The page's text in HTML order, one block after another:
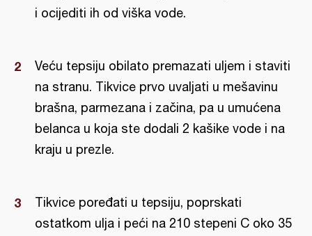
i ocijediti ih od viška vode.
Veću tepsiju obilato premazati uljem i staviti
na stranu. Tikvice prvo uvaljati u mešavinu
brašna, parmezana i začina, pa u umućena
belanca u koja ste dodali 2 kašike vode i na
kraju u prezle.
Tikvice poređati u tepsiju, poprskati
ostatkom ulja i peći na 210 stepeni C oko 35